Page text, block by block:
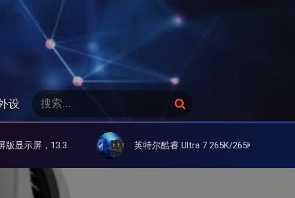
设
搜
索
：
搜
墨水屏 英特尔酷睿 Ultra 7 265K/265KF 官降100美元促销，快和酷睿 Ultra 5 差不多了